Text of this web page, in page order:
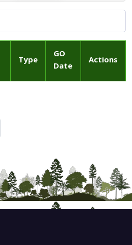
Type
GO
Date
Actions